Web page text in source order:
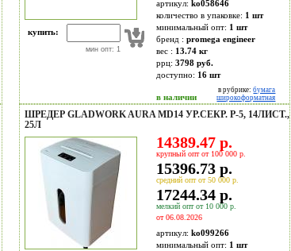
купить:
мин опт: 1
артикул:ko058646
количество в упаковке: 1 шт
минимальный опт: 1 шт
бренд :promega engineer
вес : 13.74 кг
ррц:3798 руб.
доступно: 16 шт
в наличии
в рубрике:бумага
широкоформатная
ШРЕДЕР GLADWORK AURA MD14 УР.СЕКР. P-5, 14ЛИСТ.,
25Л
14389.47 р.
крупный опт от 100 000 р.
15396.73 р.
средний опт от 50 000 р.
17244.34 р.
мелкий опт от 10 000 р.
от 06.08.2026
артикул:ko099266
минимальный опт: 1 шт